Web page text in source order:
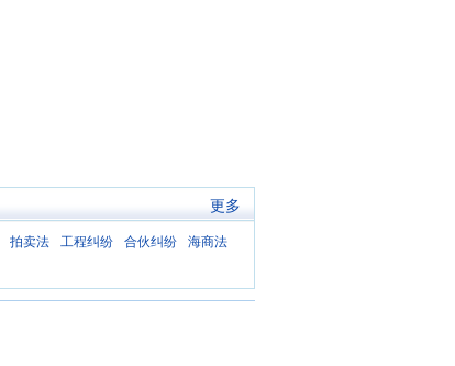
更多
拍卖法 工程纠纷 合伙纠纷
海商法